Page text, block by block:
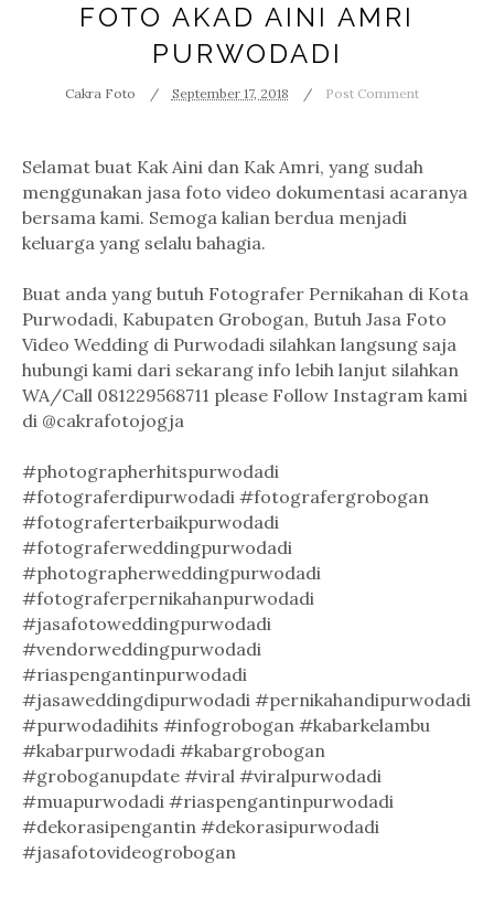
FOTO AKAD AINI AMRI
PURWODADI
Cakra Foto September 17, 2018 Post Comment
Selamat buat Kak Aini dan Kak Amri, yang sudah
menggunakan jasa foto video dokumentasi acaranya
bersama kami. Semoga kalian berdua menjadi
keluarga yang selalu bahagia.
Buat anda yang butuh Fotografer Pernikahan di Kota
Purwodadi, Kabupaten Grobogan, Butuh Jasa Foto
Video Wedding di Purwodadi silahkan langsung saja
hubungi kami dari sekarang info lebih lanjut silahkan
WA/Call 081229568711 please Follow Instagram kami
di @cakrafotojogja
#photographerhitspurwodadi
#fotograferdipurwodadi #fotografergrobogan
#fotograferterbaikpurwodadi
#fotograferweddingpurwodadi
#photographerweddingpurwodadi
#fotograferpernikahanpurwodadi
#jasafotoweddingpurwodadi
#vendorweddingpurwodadi
#riaspengantinpurwodadi
#jasaweddingdipurwodadi #pernikahandipurwodadi
#purwodadihits #infogrobogan #kabarkelambu
#kabarpurwodadi #kabargrobogan
#groboganupdate #viral #viralpurwodadi
#muapurwodadi #riaspengantinpurwodadi
#dekorasipengantin #dekorasipurwodadi
#jasafotovideogrobogan